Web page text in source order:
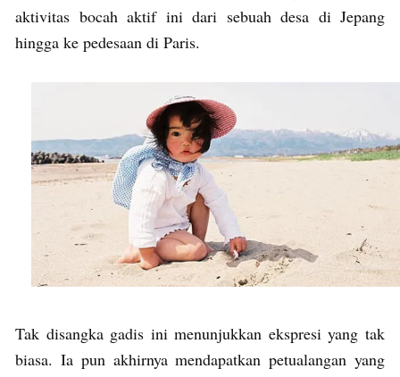
aktivitas bocah aktif ini dari sebuah desa di Jepang
hingga ke pedesaan di Paris.
Tak disangka gadis ini menunjukkan ekspresi yang tak
biasa. Ia pun akhirnya mendapatkan petualangan yang